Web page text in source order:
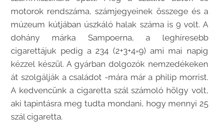
motorok rendszáma, számjegyeinek összege és a
múzeum kútjában úszkáló halak száma is 9 volt. A
dohány márka Sampoerna, a leghíresebb
cigarettájuk pedig a 234 (2+3+4=9) ami mai napig
kézzel készül. A gyárban dolgozók nemzedékeken
át szolgálják a családot -mára már a philip morrist.
A kedvencünk a cigaretta szál számoló hölgy volt,
aki tapintásra meg tudta mondani, hogy mennyi 25
szál cigaretta.